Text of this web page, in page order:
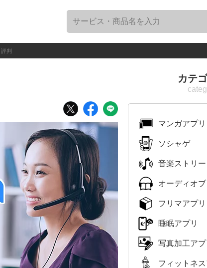
判
カテ
マンガアプリ
ソシャゲ
音楽ストリ
オーディオブ
フリマアプリ
睡眠アプリ
写真加工アプ
フィットネス